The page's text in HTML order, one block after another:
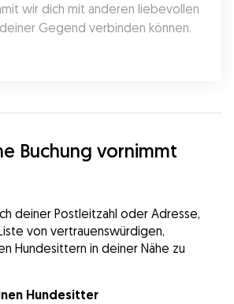
wir dich mit anderen liebevollen
Gegend verbinden können.
Buchung vornimmt
deiner Postleitzahl oder Adresse,
von vertrauenswürdigen,
Hundesittern in deiner Nähe zu
Hundesitter